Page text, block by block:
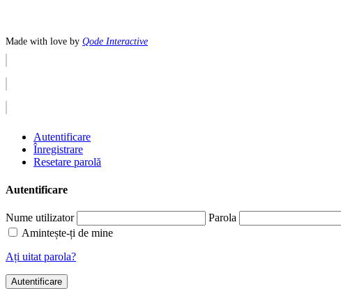
Made with love by Qode Interactive
Autentificare
Înregistrare
Resetare parolă
Autentificare
Nume utilizator
Parola
Amintește-ți de mine
Ați uitat parola?
Autentificare